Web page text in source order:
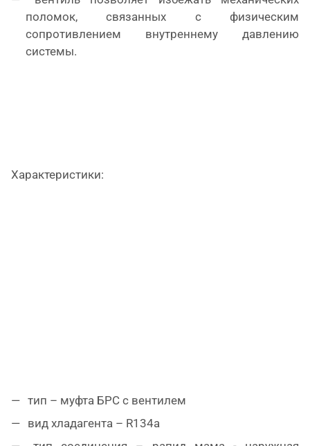
поломок, связанных с физическим
сопротивлением внутреннему давлению
системы.
Характеристики:
тип – муфта БРС с вентилем
вид хладагента – R134a